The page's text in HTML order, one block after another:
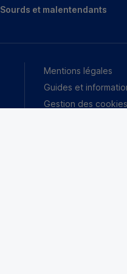
Sourds et malentendants
Mentions légales
Guides et
Gestion des cookies